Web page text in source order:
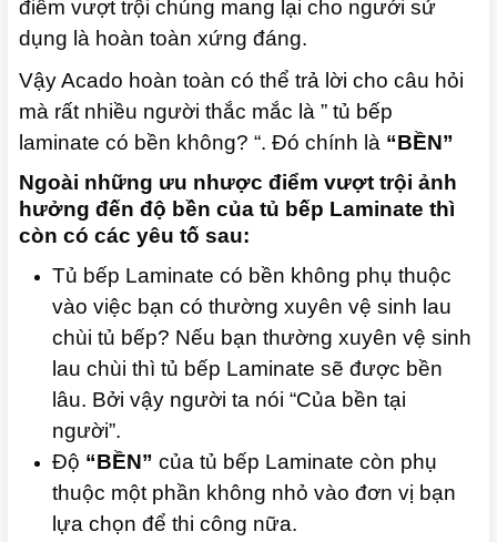
điểm vượt trội chúng mang lại cho ngưới sử
dụng là hoàn toàn xứng đáng.
Vậy Acado hoàn toàn có thể trả lời cho câu hỏi
mà rất nhiều người thắc mắc là ” tủ bếp
laminate có bền không? “. Đó chính là “BỀN”
Ngoài những ưu nhược điểm vượt trội ảnh
hưởng đến độ bền của tủ bếp Laminate thì
còn có các yêu tố sau:
Tủ bếp Laminate có bền không phụ thuộc
vào việc bạn có thường xuyên vệ sinh lau
chùi tủ bếp? Nếu bạn thường xuyên vệ sinh
lau chùi thì tủ bếp Laminate sẽ được bền
lâu. Bởi vậy người ta nói “Của bền tại
người”.
Độ “BỀN” của tủ bếp Laminate còn phụ
thuộc một phần không nhỏ vào đơn vị bạn
lựa chọn để thi công nữa.